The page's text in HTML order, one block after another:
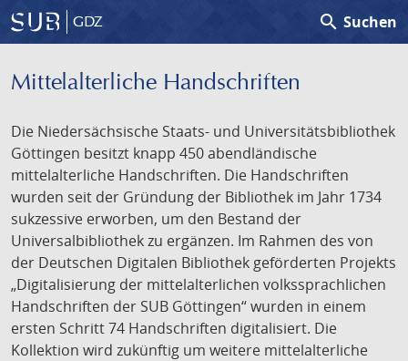
GDZ search Suchen
Mittelalterliche Handschriften
Die Niedersächsische Staats- und Universitätsbibliothek
Göttingen besitzt knapp 450 abendländische
mittelalterliche Handschriften. Die Handschriften
wurden seit der Gründung der Bibliothek im Jahr 1734
sukzessive erworben, um den Bestand der
Universalbibliothek zu ergänzen. Im Rahmen des von
der Deutschen Digitalen Bibliothek geförderten Projekts
„Digitalisierung der mittelalterlichen volkssprachlichen
Handschriften der SUB Göttingen“ wurden in einem
ersten Schritt 74 Handschriften digitalisiert. Die
Kollektion wird zukünftig um weitere mittelalterliche